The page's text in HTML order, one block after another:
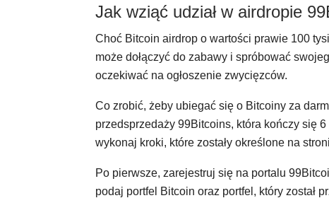
Jak wziąć udział w airdropie
Choć Bitcoin airdrop o wartości prawie 100
może dołączyć do zabawy i spróbować
oczekiwać na ogłoszenie zwycięzców.
Co zrobić, żeby ubiegać się o Bitcoiny za
przedsprzedaży 99Bitcoins, która kończy się
wykonaj kroki, które zostały określone na
Po pierwsze, zarejestruj się na portalu
podaj portfel Bitcoin oraz portfel, który został